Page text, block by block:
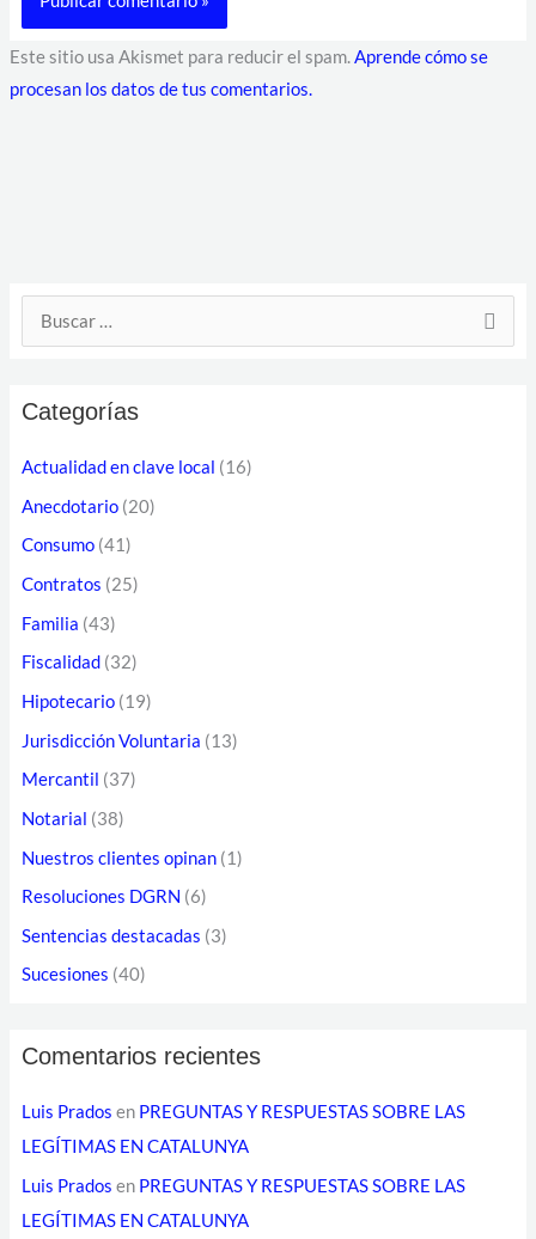
Este sitio usa Akismet para reducir el spam.Aprende cómo se
procesan los datos de tus comentarios.
a
r
p
Categorías
Actualidad en clave local (16)
Anecdotario(20)
Consumo(41)
Contratos (25)
Familia (43)
Fiscalidad(32)
Hipotecario(19)
Jurisdicción Voluntaria (13)
Mercantil (37)
Notarial (38)
Nuestros clientes opinan(1)
Resoluciones DGRN (6)
Sentencias destacadas (3)
Sucesiones (40)
Comentarios recientes
Luis Prados en PREGUNTAS Y RESPUESTAS SOBRE LAS
LEGÍTIMAS EN CATALUNYA
Luis Prados en PREGUNTAS Y RESPUESTAS SOBRE LAS
LEGÍTIMAS EN CATALUNYA
D
e
c
i
ó
n
r
r
e
o
e
r